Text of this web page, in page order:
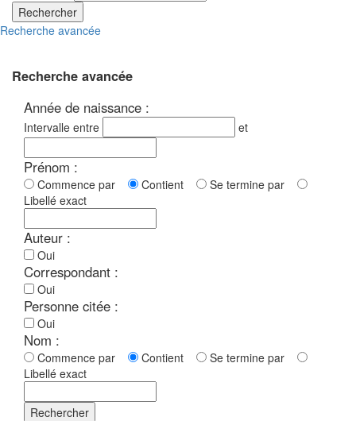
Rechercher
Recherche avancée
Recherche avancée
Année de naissance :
Intervalle entre et
Prénom :
Commence par Contient
Se termine par
Libellé exact
Auteur :
Oui
Correspondant :
Oui
Personne citée :
Oui
Nom :
Commence par Contient
Se termine par
Libellé exact
Rechercher